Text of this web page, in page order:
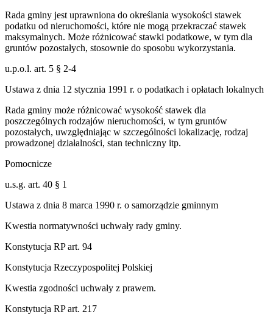
Rada gminy jest uprawniona do określania wysokości stawek
podatku od nieruchomości, które nie mogą przekraczać stawek
maksymalnych. Może różnicować stawki podatkowe, w tym dla
gruntów pozostałych, stosownie do sposobu wykorzystania.
u.p.o.l. art. 5 § 2-4
Ustawa z dnia 12 stycznia 1991 r. o podatkach i opłatach lokalnych
Rada gminy może różnicować wysokość stawek dla
poszczególnych rodzajów nieruchomości, w tym gruntów
pozostałych, uwzględniając w szczególności lokalizację, rodzaj
prowadzonej działalności, stan techniczny itp.
Pomocnicze
u.s.g. art. 40 § 1
Ustawa z dnia 8 marca 1990 r. o samorządzie gminnym
Kwestia normatywności uchwały rady gminy.
Konstytucja RP art. 94
Konstytucja Rzeczypospolitej Polskiej
Kwestia zgodności uchwały z prawem.
Konstytucja RP art. 217